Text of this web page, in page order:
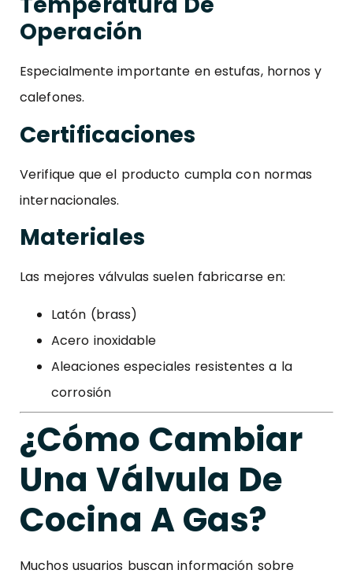
Operación
Especialmente importante en estufas, hornos y
calefones.
Certificaciones
Verifique que el producto cumpla con normas
internacionales.
Materiales
Las mejores válvulas suelen fabricarse en:
Latón (brass)
Acero inoxidable
Aleaciones especiales resistentes a la
corrosión
¿Cómo Cambiar
Una Válvula De
Cocina A Gas?
Muchos usuarios buscan información sobre